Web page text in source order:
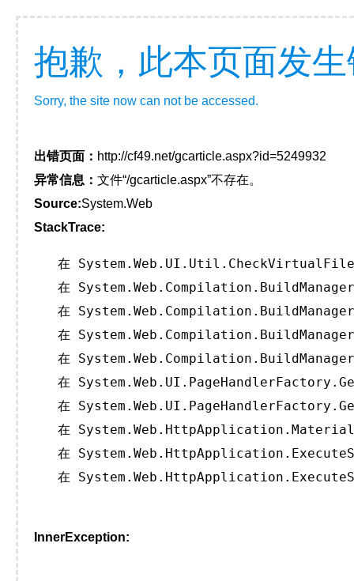
抱歉，此本页面发
Sorry, the site now can not be accessed.
出错页面： http://cf49.net/gcarticle.aspx?id=5249932
异常信息： 文件“/gcarticle.aspx”不存在。
Source:System.Web
StackTrace:
在
在
在
在
在
在
在
在
在
在
InnerException: